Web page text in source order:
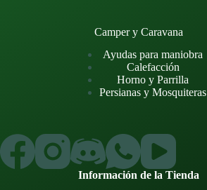
Camper y Caravana
Ayudas para maniobra
Calefacción
Horno y Parrilla
Persianas y Mosquiteras
Información de la Tienda